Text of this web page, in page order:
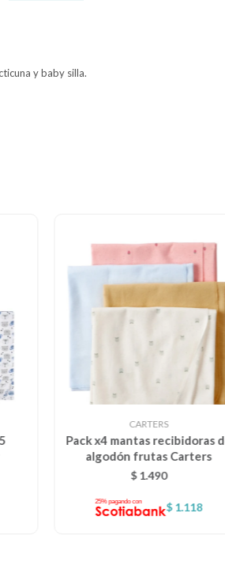
y baby silla.
CARTERS
Pack x4 mantas recibidoras
algodón frutas Carters
$ 1.490
$ 1.118